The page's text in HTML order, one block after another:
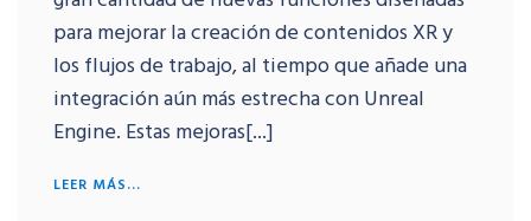
para mejorar la creación de contenidos XR y
los flujos de trabajo, al tiempo que añade una
integración aún más estrecha con Unreal
Engine. Estas mejoras[...]
LEER MÁS...